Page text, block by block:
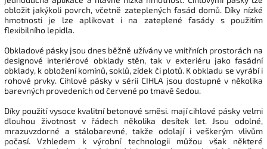
obložit jakýkoli povrch, včetně zateplených fasád domů. Díky nízké
hmotnosti je lze aplikovat i na zateplené fasády s použitím
flexibilního lepidla.
Obkladové pásky jsou dnes běžně užívány ve vnitřních prostorách na
designové interiérové obklady stěn, tak v exteriéru jako fasádní
obklady, k obložení komínů, soklů, zídek či plotů. K obkladu se vyrábí i
rohové prvky. Cihlové pásky v sérii CIHLA jsou dostupné v několika
barevných provedeních od červené po tmavě šedou.
Díky použití vysoce kvalitní betonové směsi. mají cihlové pásky velmi
dlouhou životnost v řádech několika desítek let. Jsou odolné,
mrazuvzdorné a stálobarevné, takže odolají i veškerým vlivům
počasí. Vzhledem k výrobní technologii můžou však některé